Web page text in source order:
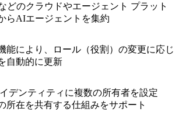
などのクラウドやエージェント プラット
らAIエージェントを集約
能により、ロール（役割）の変更に応じ
自動的に更新
デンティティに複数の所有者を設定
所在を共有する仕組みをサポート